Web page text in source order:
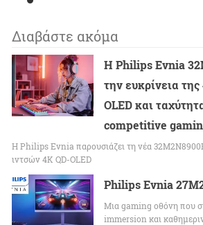
Διαβάστε ακόμα
Η Philips Evnia
την ευκρίνεια
OLED και
competitive
Η Philips Evnia παρουσιάζει τη νέα
ιντσών 4K QD-OLED
Philips Evnia
Μια gaming οθόνη που
immersion και